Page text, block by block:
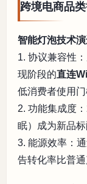
跨境电商品类
智能灯泡技术演
1. 协议兼容性
现阶段的直连
低消费者使用
2. 功能集成度
眠）成为新品
3. 能源效率：
告转化率比普